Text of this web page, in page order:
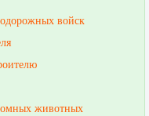
войск
животных